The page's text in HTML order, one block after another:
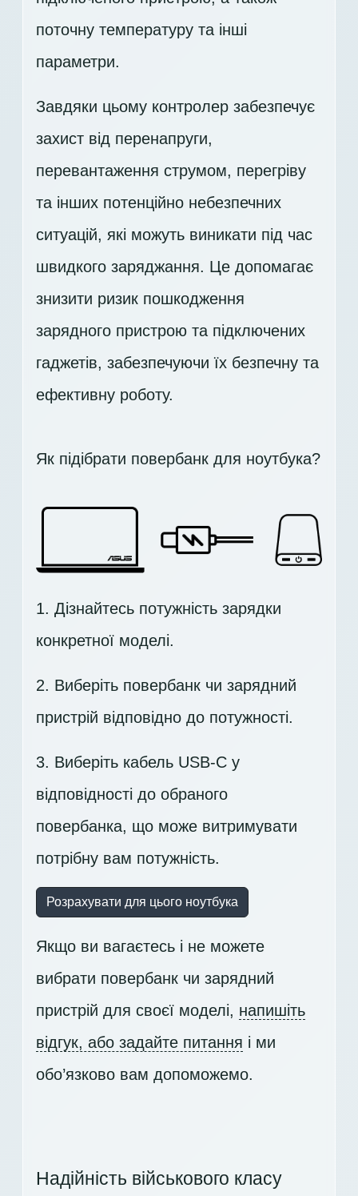
поточну температуру та інші
параметри.
Завдяки цьому контролер забезпечує
захист від перенапруги,
перевантаження струмом, перегріву
та інших потенційно небезпечних
ситуацій, які можуть виникати під час
швидкого заряджання. Це допомагає
знизити ризик пошкодження
зарядного пристрою та підключених
гаджетів, забезпечуючи їх безпечну та
ефективну роботу.
Як підібрати повербанк для ноутбука?
1. Дізнайтесь потужність зарядки
конкретної моделі.
2. Виберіть повербанк чи зарядний
пристрій відповідно до потужності.
3. Виберіть кабель USB-C у
відповідності до обраного
повербанка, що може витримувати
потрібну вам потужність.
Розрахувати для цього ноутбука
Якщо ви вагаєтесь і не можете
вибрати повербанк чи зарядний
пристрій для своєї моделі, напишіть
відгук, або задайте питання і ми
обо’язково вам допоможемо.
Надійність військового класу